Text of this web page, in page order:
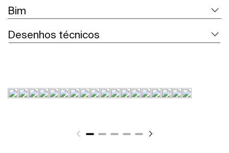
Bim
Desenhos técnicos